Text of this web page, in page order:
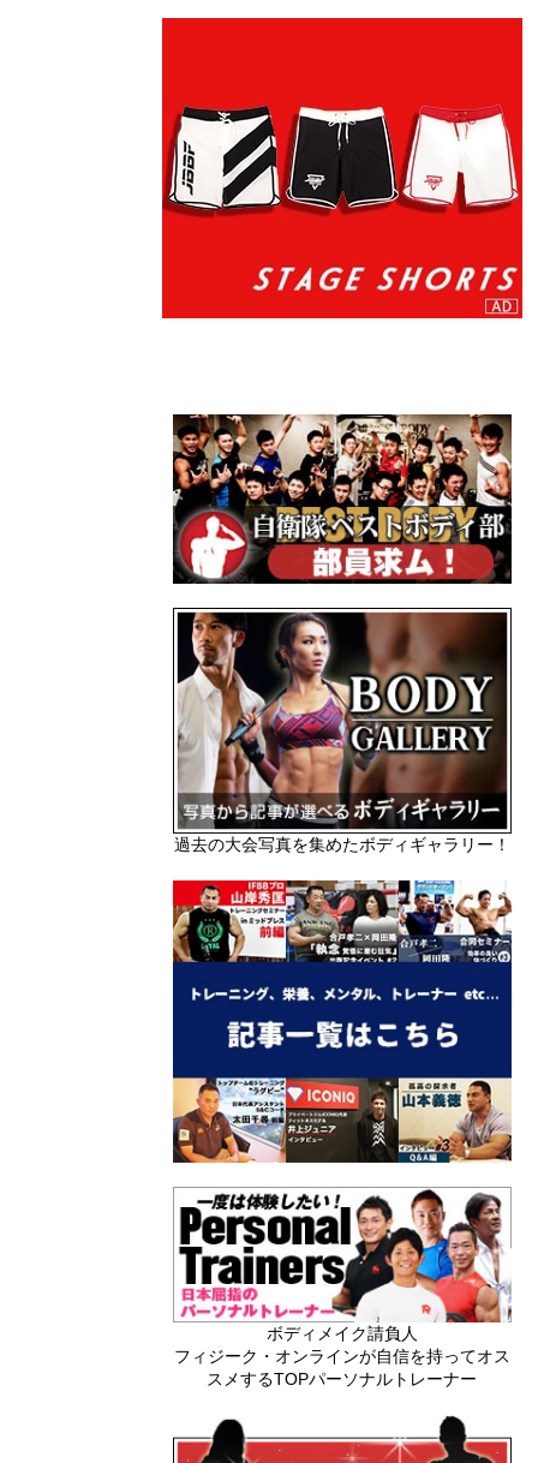
過去の大会写真を集めたボディギャラリー！
ボディメイク請負人
フィジーク・オンラインが自信を持ってオス
スメするTOPパーソナルトレーナー